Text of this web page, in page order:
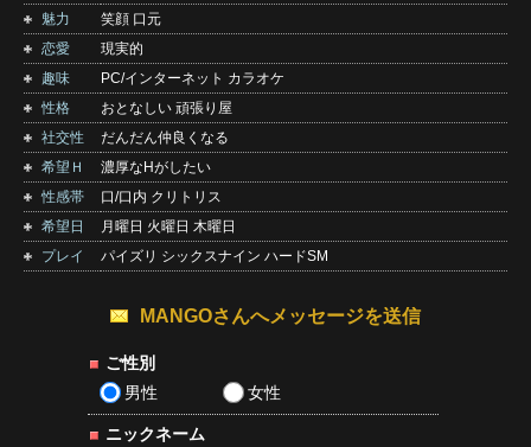
魅力
笑顔 口元
恋愛
現実的
趣味
PC/インターネット カラオケ
性格
おとなしい 頑張り屋
社交性
だんだん仲良くなる
希望Ｈ
濃厚なHがしたい
性感帯
口/口内 クリトリス
希望日
月曜日 火曜日 木曜日
プレイ
パイズリ シックスナイン ハードSM
MANGOさんへメッセージを送信